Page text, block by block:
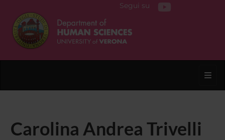
Segui su
Carolina Andrea Trivelli